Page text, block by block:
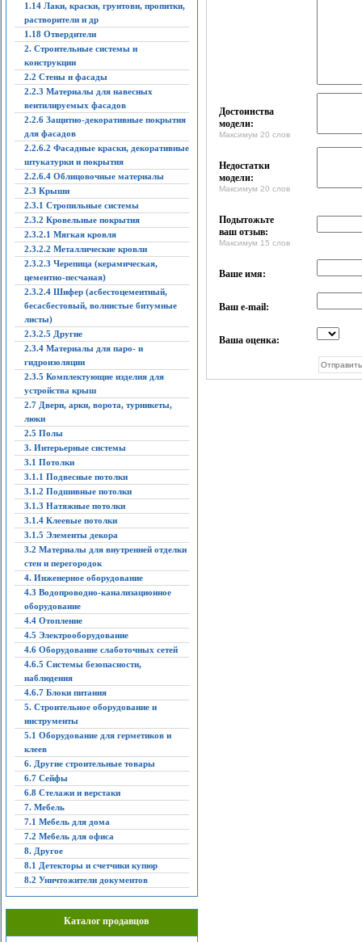
1.14 Лаки, краски, грунтови, пропитки,
растворители и др
1.18 Отвердители
2. Строительные системы и
конструкции
2.2 Стены и фасады
2.2.3 Материалы для навесных
вентилируемых фасадов
2.2.6 Защитно-декоративные покрытия
для фасадов
2.2.6.2 Фасадные краски, декоративные
штукатурки и покрытия
2.2.6.4 Облицовочные материалы
2.3 Крыши
2.3.1 Стропильные системы
2.3.2 Кровельные покрытия
2.3.2.1 Мягкая кровля
2.3.2.2 Металлические кровли
2.3.2.3 Черепица (керамическая,
цементно-песчаная)
2.3.2.4 Шифер (асбестоцементный,
бесасбестовый, волнистые битумные
листы)
2.3.2.5 Другие
2.3.4 Материалы для паро- и
гидроизоляции
2.3.5 Комплектующие изделия для
устройства крыш
2.7 Двери, арки, ворота, турникеты,
люки
2.5 Полы
3. Интерьерные системы
3.1 Потолки
3.1.1 Подвесные потолки
3.1.2 Подшивные потолки
3.1.3 Натяжные потолки
3.1.4 Клеевые потолки
3.1.5 Элементы декора
3.2 Материалы для внутренней отделки
стен и перегородок
4. Инженерное оборудование
4.3 Водопроводно-канализационное
оборудование
4.4 Отопление
4.5 Электрооборудование
4.6 Оборудование слаботочных сетей
4.6.5 Системы безопасности,
наблюдения
4.6.7 Блоки питания
5. Строительное оборудование и
инструменты
5.1 Оборудование для герметиков и
клеев
6. Другие строительные товары
6.7 Сейфы
6.8 Стелажи и верстаки
7. Мебель
7.1 Мебель для дома
7.2 Мебель для офиса
8. Другое
8.1 Детекторы и счетчики купюр
8.2 Уничтожители документов
Каталог продавцов
Достоинства
модели:
Максимум 20 слов
Недостатки
модели:
Максимум 20 слов
Подытожьте
ваш отзыв:
Максимум 15 слов
Ваше имя:
Ваш e-mail:
Ваша оценка: